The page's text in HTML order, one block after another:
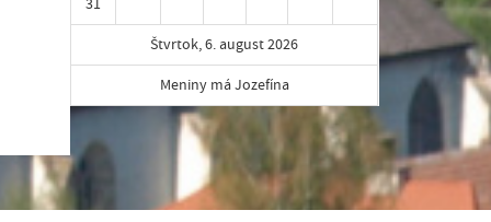
Štvrtok, 6. august 2026
Meniny má Jozefína